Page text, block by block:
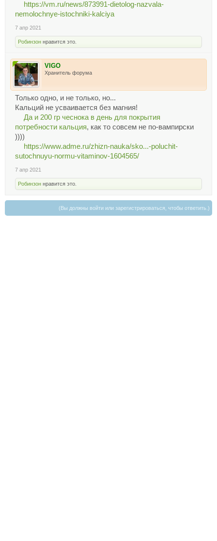
https://vm.ru/news/873991-dietolog-nazvala-
nemolochnye-istochniki-kalciya
7 апр 2021
Робинзон нравится это.
VIGO
Хранитель форума
Только одно, и не только, но...
Кальций не усваивается без магния!
Да и 200 гр чеснока в день для покрытия
потребности кальция, как то совсем не по-вампирски
))))
https://www.adme.ru/zhizn-nauka/sko...-poluchit-
sutochnuyu-normu-vitaminov-1604565/
7 апр 2021
Робинзон нравится это.
(Вы должны войти или зарегистрироваться, чтобы ответить.)